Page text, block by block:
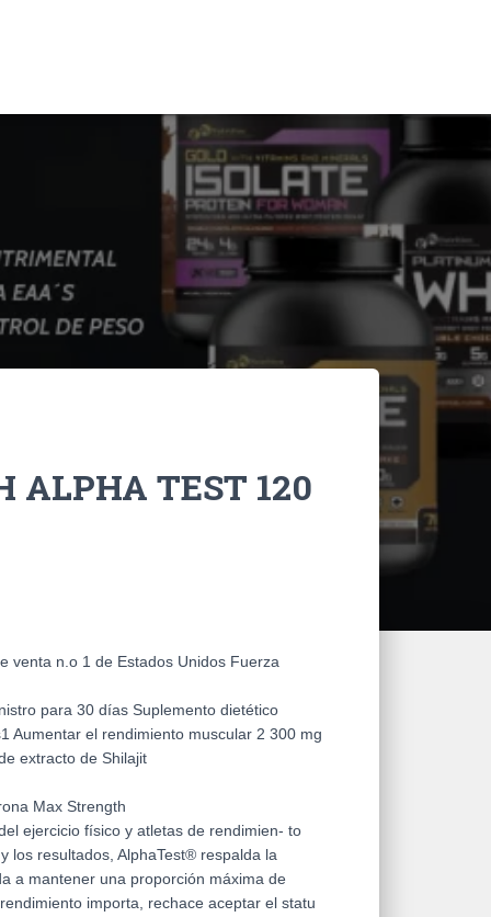
ALPHA TEST 120
venta n.o 1 de Estados Unidos Fuerza
para 30 días Suplemento dietético
Aumentar el rendimiento muscular 2 300 mg
extracto de Shilajit
Max Strength
ejercicio físico y atletas de rendimien- to
los resultados, AlphaTest® respalda la
a mantener una proporción máxima de
importa, rechace aceptar el statu